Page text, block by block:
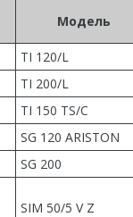
Модель
TI 120/L
TI 200/L
TI 150 TS/C
SG 120 ARISTON
SG 200
SIM 50/5 V Z